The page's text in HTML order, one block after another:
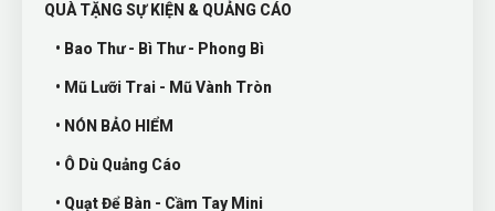
QUÀ TẶNG SỰ KIỆN & QUẢNG CÁO
• Bao Thư - Bì Thư - Phong Bì
• Mũ Lưỡi Trai - Mũ Vành Tròn
• NÓN BẢO HIỂM
• Ô Dù Quảng Cáo
• Quạt Để Bàn - Cầm Tay Mini